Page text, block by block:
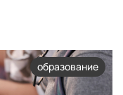
образование